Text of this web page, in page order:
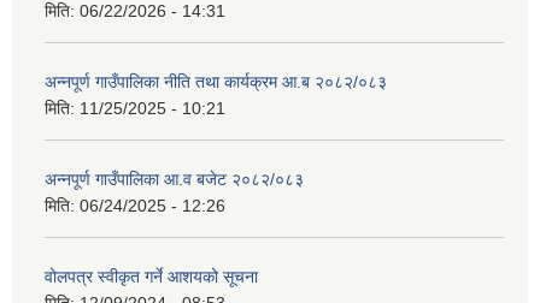
मिति: 06/22/2026 - 14:31
अन्नपूर्ण गाउँपालिका नीति तथा कार्यक्रम आ.ब २०८२/०८३
मिति: 11/25/2025 - 10:21
अन्नपूर्ण गाउँपालिका आ.व बजेट २०८२/०८३
मिति: 06/24/2025 - 12:26
वोलपत्र स्वीकृत गर्ने आशयको सूचना